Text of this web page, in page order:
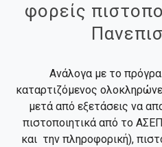
φορείς
Ανάλογα με το
καταρτιζόμενος
μετά από εξετάσεις να
πιστοποιητικά από το
και την πληροφορική),